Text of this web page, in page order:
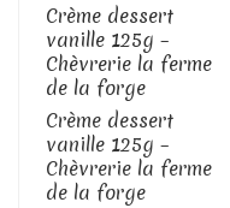
Crème dessert
vanille 125g –
Chèvrerie la ferme
de la forge
Crème dessert
vanille 125g –
Chèvrerie la ferme
de la forge